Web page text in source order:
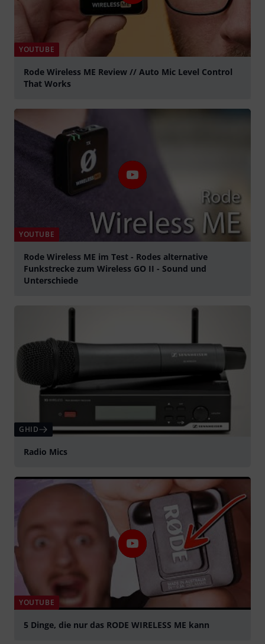
YOUTUBE
Rode Wireless ME Review // Auto Mic Level Control
That Works
YOUTUBE
Rode Wireless ME im Test - Rodes alternative
Funkstrecke zum Wireless GO II - Sound und
Unterschiede
GHID
Radio Mics
YOUTUBE
5 Dinge, die nur das RODE WIRELESS ME kann